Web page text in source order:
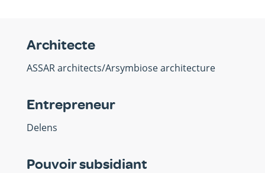
Architecte
ASSAR architects/Arsymbiose architecture
Entrepreneur
Delens
Pouvoir subsidiant